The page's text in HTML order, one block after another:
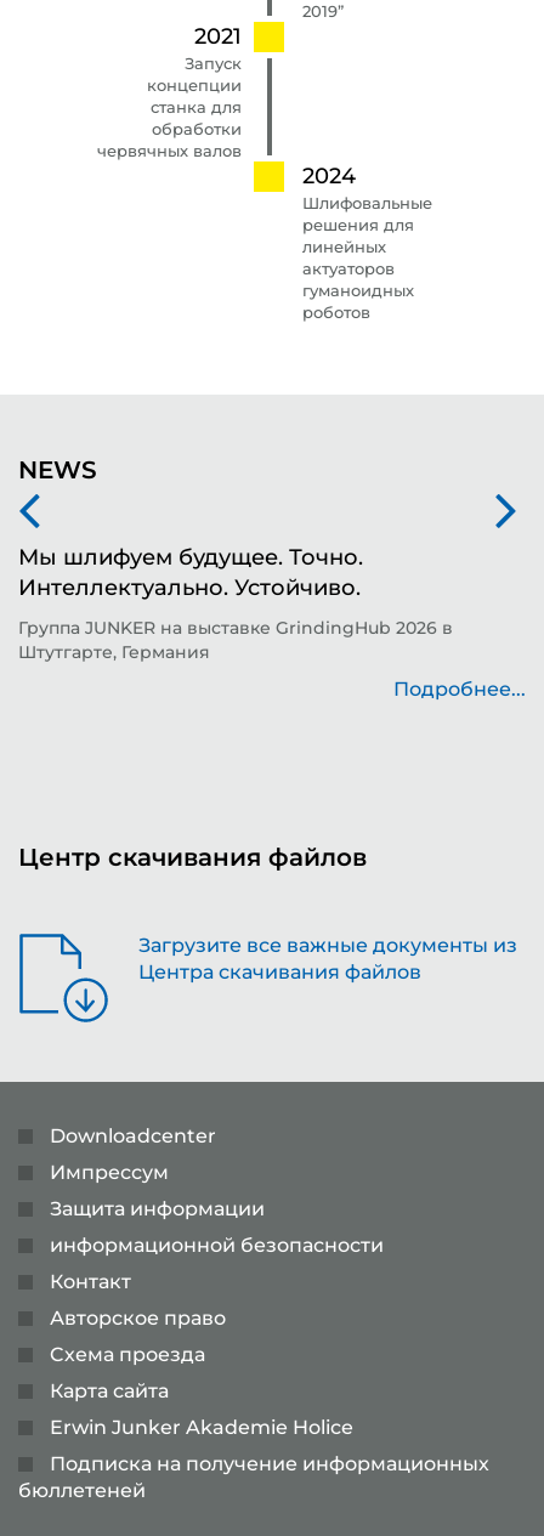
2019”
2021
Запуск
концепции
станка для
обработки
червячных валов
2024
Шлифовальные
решения для
линейных
актуаторов
гуманоидных
роботов
NEWS
Мы шлифуем будущее. Точно.
Интеллектуально. Устойчиво.
Группа JUNKER на выставке GrindingHub 2026 в
Штутгарте, Германия
Подробнее...
Центр скачивания файлов
Загрузите все важные документы из
Центра скачивания файлов
Downloadcenter
Импрессум
Защита информации
информационной безопасности
Контакт
Авторское право
Cхема проезда
Карта сайта
Erwin Junker Akademie Holice
Подписка на получение информационных
бюллетеней